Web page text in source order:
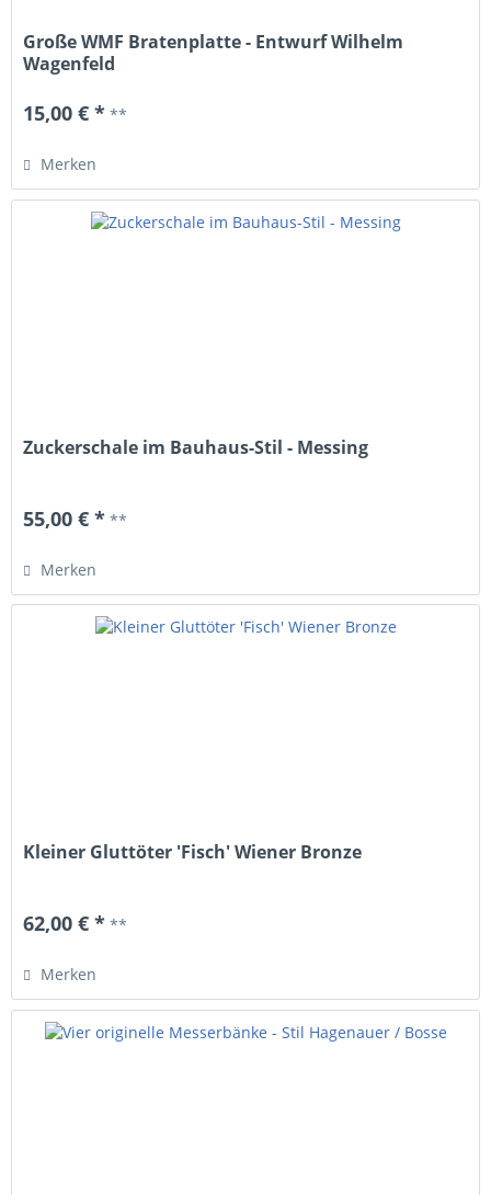
Große WMF Bratenplatte - Entwurf Wilhelm
Wagenfeld
15,00 € * **
Merken
Zuckerschale im Bauhaus-Stil - Messing
55,00 € * **
Merken
Kleiner Gluttöter 'Fisch' Wiener Bronze
62,00 € * **
Merken